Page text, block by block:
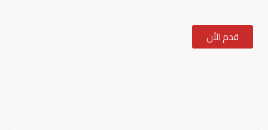
قدم الأن